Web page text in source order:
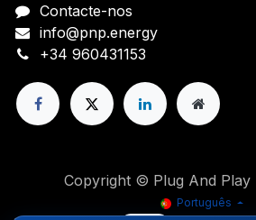
Contacte-nos
info@pnp.energy
+34 960431153
Copyright © Plug And Play
Português